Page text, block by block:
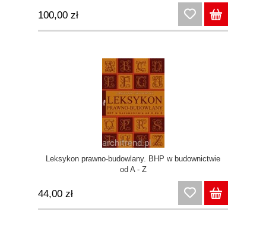
100,00 zł
Leksykon prawno-budowlany. BHP w budownictwie
od A - Z
44,00 zł